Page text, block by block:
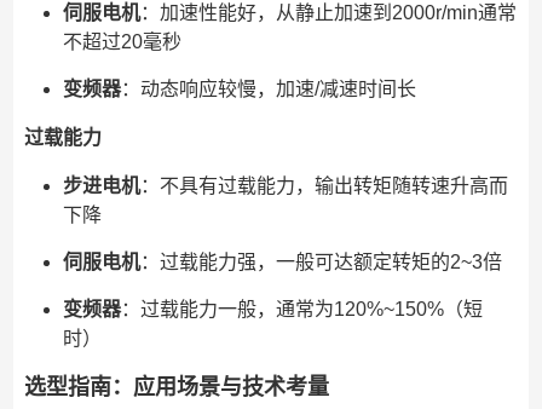
伺服电机：加速性能好，从静止加速到2000r/min通常
不超过20毫秒
变频器：动态响应较慢，加速/减速时间长
过载能力
步进电机：不具有过载能力，输出转矩随转速升高而
下降
伺服电机：过载能力强，一般可达额定转矩的2~3倍
变频器：过载能力一般，通常为120%~150%（短
时）
选型指南：应用场景与技术考量